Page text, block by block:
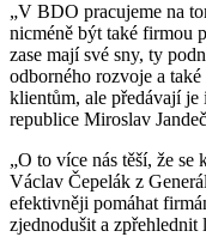
„V BDO pracujeme na
nicméně být také firmou
zase mají své sny, ty
odborného rozvoje a
klientům, ale předávají je
republice Miroslav
„O to více nás těší, že
Václav Čepelák z
efektivněji pomáhat
zjednodušit a